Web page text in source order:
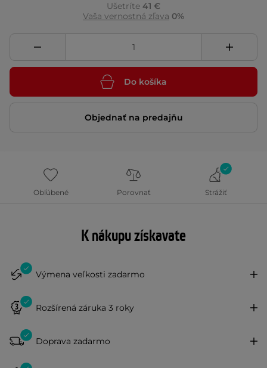
Ušetríte 41 €
Vaša vernostná zľava 0%
Do košíka
Objednať na predajňu
Obľúbené Porovnať Strážiť
K nákupu získavate
Výmena veľkosti zadarmo
Rozšírená záruka 3 roky
Doprava zadarmo